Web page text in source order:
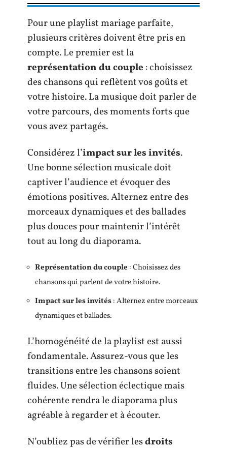
Pour une playlist mariage parfaite,
plusieurs critères doivent être pris en
compte. Le premier est la
représentation du couple : choisissez
des chansons qui reflètent vos goûts et
votre histoire. La musique doit parler de
votre parcours, des moments forts que
vous avez partagés.
Considérez l’impact sur les invités.
Une bonne sélection musicale doit
captiver l’audience et évoquer des
émotions positives. Alternez entre des
morceaux dynamiques et des ballades
plus douces pour maintenir l’intérêt
tout au long du diaporama.
Représentation du couple : Choisissez des
chansons qui parlent de votre histoire.
Impact sur les invités: Alternez entre morceaux
dynamiques et ballades.
L’homogénéité de la playlist est aussi
fondamentale. Assurez-vous que les
transitions entre les chansons soient
fluides. Une sélection éclectique mais
cohérente rendra le diaporama plus
agréable à regarder et à écouter.
N’oubliez pas de vérifier lesdroits